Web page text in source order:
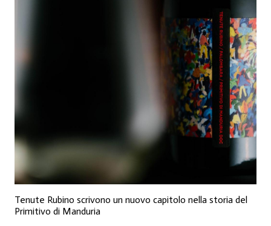
Tenute Rubino scrivono un nuovo capitolo nella storia del
Primitivo di Manduria